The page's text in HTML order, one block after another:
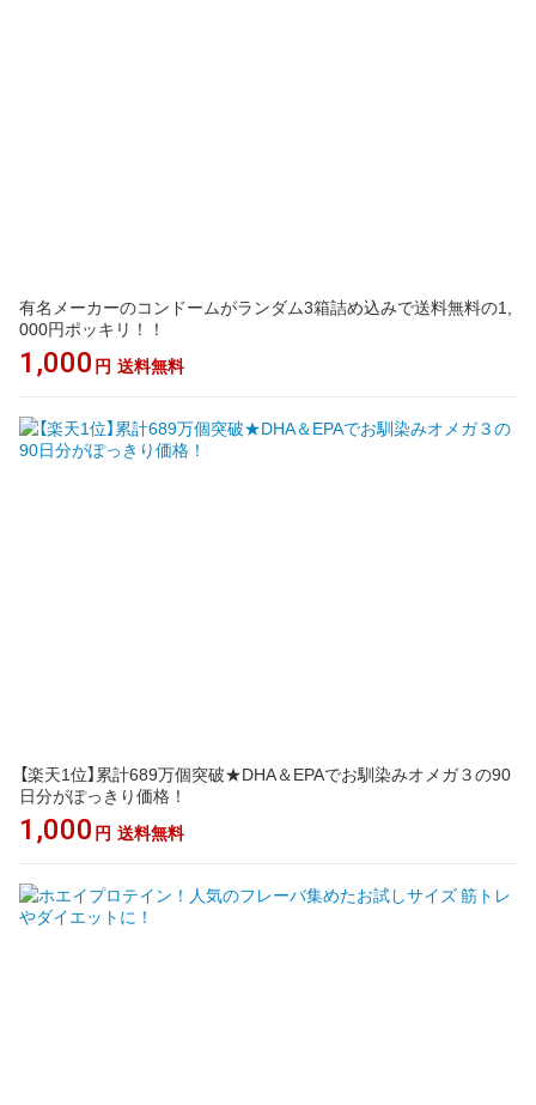
有名メーカーのコンドームがランダム3箱詰め込みで送料無料の1,
000円ポッキリ！！
1,000 円 送料無料
【楽天1位】累計689万個突破★DHA＆EPAでお馴染みオメガ３の90
日分がぽっきり価格！
1,000 円 送料無料